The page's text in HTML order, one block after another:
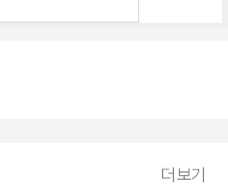
더보기